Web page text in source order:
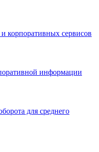
корпоративных сервисов
информации
для среднего